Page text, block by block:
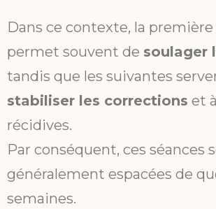
Dans ce contexte, la première
permet souvent de soulager
tandis que les suivantes
stabiliser les corrections et
récidives.
Par conséquent, ces séances
généralement espacées de
semaines.